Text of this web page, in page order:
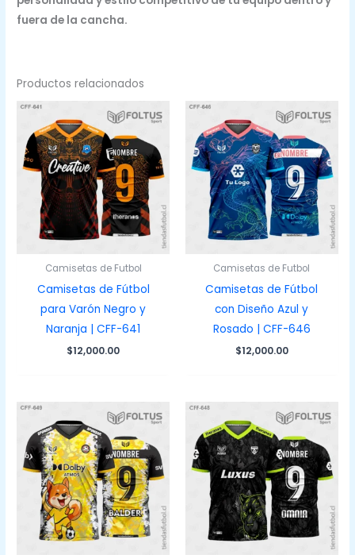
fuera de la cancha.
Productos relacionados
Camisetas de Futbol
Camisetas de Fútbol
para Varón Negro y
Naranja | CFF-641
$12,000.00
Camisetas de Futbol
Camisetas de Fútbol
con Diseño Azul y
Rosado | CFF-646
$12,000.00